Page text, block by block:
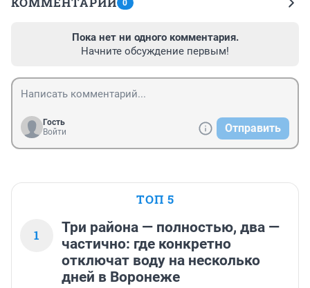
0
Пока нет ни одного комментария.
Начните обсуждение первым!
Гость
Войти
Отправить
ТОП 5
1
Три района — полностью, два —
частично: где конкретно
отключат воду на несколько
дней в Воронеже